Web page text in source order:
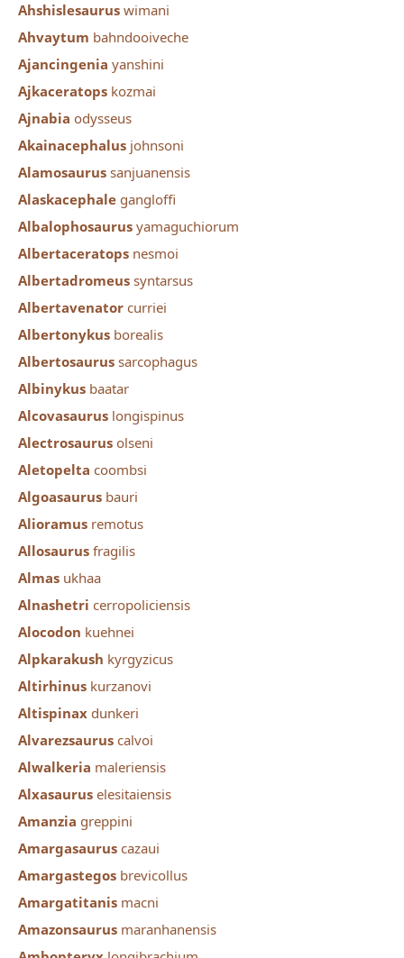
Ahshislesaurus wimani
Ahvaytum bahndooiveche
Ajancingenia yanshini
Ajkaceratops kozmai
Ajnabia odysseus
Akainacephalus johnsoni
Alamosaurus sanjuanensis
Alaskacephale gangloffi
Albalophosaurus yamaguchiorum
Albertaceratops nesmoi
Albertadromeus syntarsus
Albertavenator curriei
Albertonykus borealis
Albertosaurus sarcophagus
Albinykus baatar
Alcovasaurus longispinus
Alectrosaurus olseni
Aletopelta coombsi
Algoasaurus bauri
Alioramus remotus
Allosaurus fragilis
Almas ukhaa
Alnashetri cerropoliciensis
Alocodon kuehnei
Alpkarakush kyrgyzicus
Altirhinus kurzanovi
Altispinax dunkeri
Alvarezsaurus calvoi
Alwalkeria maleriensis
Alxasaurus elesitaiensis
Amanzia greppini
Amargasaurus cazaui
Amargastegos brevicollus
Amargatitanis macni
Amazonsaurus maranhanensis